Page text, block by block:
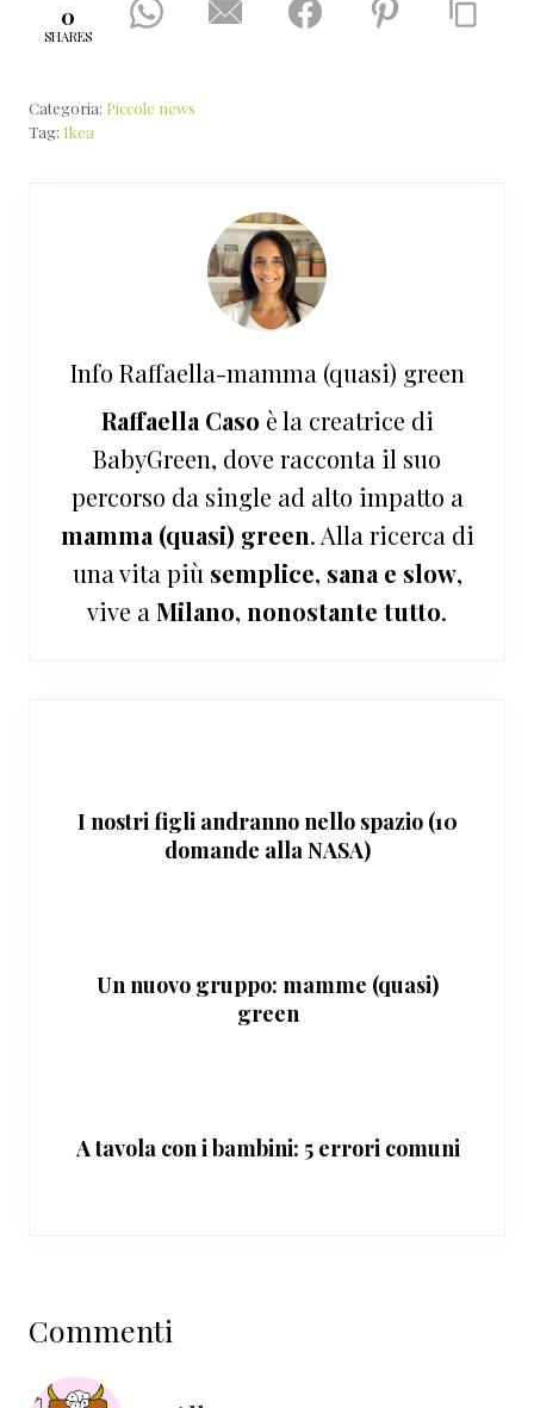
0
SHARES
Categoria: Piccole news
Tag: Ikea
Info Raffaella-mamma (quasi) green
Raffaella Caso è la creatrice di
BabyGreen, dove racconta il suo
percorso da single ad alto impatto a
mamma (quasi) green. Alla ricerca di
una vita più semplice, sana e slow,
vive a Milano, nonostante tutto.
I nostri figli andranno nello spazio (10
domande alla NASA)
Un nuovo gruppo: mamme (quasi)
green
A tavola con i bambini: 5 errori comuni
del
lettore
Commenti